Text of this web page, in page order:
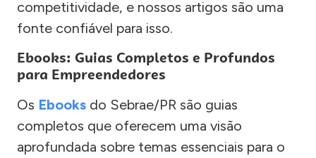
competitividade, e nossos artigos são uma
fonte confiável para isso.
Ebooks: Guias Completos e Profundos
para Empreendedores
Os Ebooks do Sebrae/PR são guias
completos que oferecem uma visão
aprofundada sobre temas essenciais para o